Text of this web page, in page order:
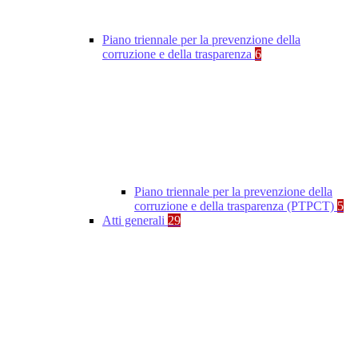
Piano triennale per la prevenzione della
corruzione e della trasparenza 6
Piano triennale per la prevenzione della
corruzione e della trasparenza (PTPCT) 5
Atti generali 29